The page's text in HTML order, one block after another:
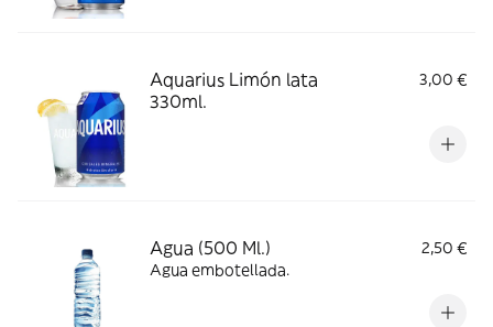
Aquarius Limón lata
330ml.
3,00 €
Agua (500 Ml.)
2,50 €
Agua embotellada.